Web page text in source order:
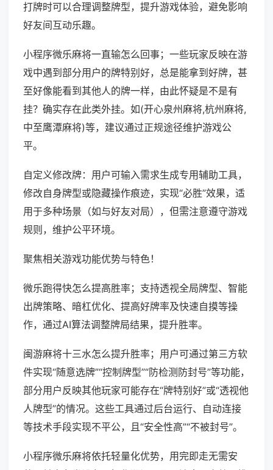
打牌时可以合理调整牌型，提升游戏体验，避免影响
好友间互动乐趣。
小程序微乐麻将一直输怎么回事；一些玩家反映在游
戏中遇到部分用户的牌特别好，总是能拿到好牌，甚
至好像能看到其他人的牌一样，由此怀疑是不是有
挂？确实存在此类外挂。如(开心泉州麻将,杭州麻将,
中至鹰潭麻将)等，建议通过正规途径维护游戏公
平。
自定义修改牌：用户可输入需求生成专用辅助工具，
修改自身牌型或隐藏操作痕迹，实现“必胜”效果，适
用于多种场景（如与好友对局），但需注意遵守游戏
规则，维护公平环境。
聚焦相关游戏功能优势与特色！
微乐跑得快怎么提高胜率；支持透视全局牌型、智能
出牌策略、暗杠优化、提高好牌率及快速自摸等操
作，通过AI算法调整牌局结果，提升胜率。
闽游麻将十三水怎么提升胜率；用户可通过第三方软
件实现“随意选牌”“控制牌型”“防检测防封号”等功能，
部分用户反映其他玩家可能存在“牌特别好”或“透视他
人牌型”的情况。这些工具通过后台运行、自动连接
等技术手段实现不平公，且“安全性高”“不被封号”。
小程序微乐麻将依托轻量化优势，用完即走无需安